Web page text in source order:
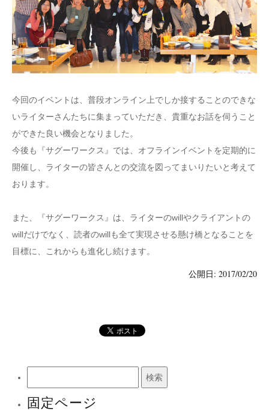
今回のイベントは、普段オンライン上でしか接することのできな
いライターさんたちに集まっていただき、貴重なお話を伺うこと
ができた良い機会となりました。
今後も『サグーワークス』では、オフラインイベントを定期的に
開催し、ライターの皆さんとの交流を図ってまいりたいと考えて
おります。
また、『サグーワークス』は、ライターのwillやクライアントの
willだけでなく、読者のwillも全て実現させる懸け橋となることを
目標に、これからも進化し続けます。
公開日: 2017/02/20
固定ページ